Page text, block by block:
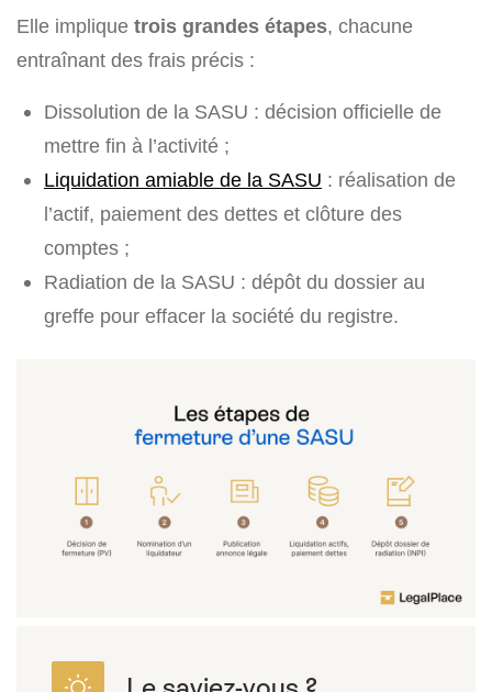
Elle implique trois grandes étapes, chacune
entraînant des frais précis :
Dissolution de la SASU : décision officielle de
mettre fin à l’activité ;
Liquidation amiable de la SASU : réalisation de
l’actif, paiement des dettes et clôture des
comptes ;
Radiation de la SASU : dépôt du dossier au
greffe pour effacer la société du registre.